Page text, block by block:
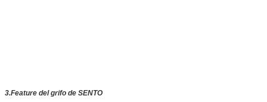
3.Feature del grifo de SENTO